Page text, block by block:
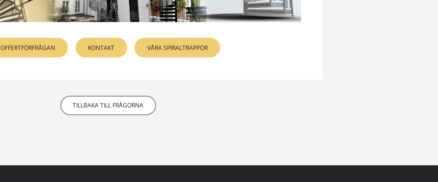
LÄS MER YTBEHANDLING RAL FÄRGER
OFFERTFÖRFRÅGAN KONTAKT VÅRA SPIRALTRAPPOR
TILLBAKA TILL FRÅGORNA